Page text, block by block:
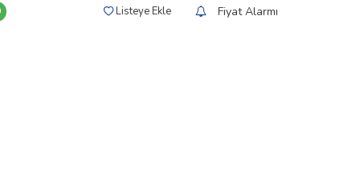
Listeye Ekle Fiyat Alarmı